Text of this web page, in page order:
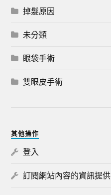
掉髮原因
未分類
眼袋手術
雙眼皮手術
其他操作
登入
訂閱網站內容的資訊提供